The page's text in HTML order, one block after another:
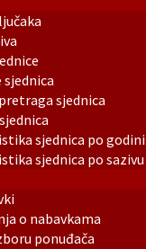
sjednica
sjednica
sjednica po godini
sjednica po sazivu
o nabavkama
ponuđača